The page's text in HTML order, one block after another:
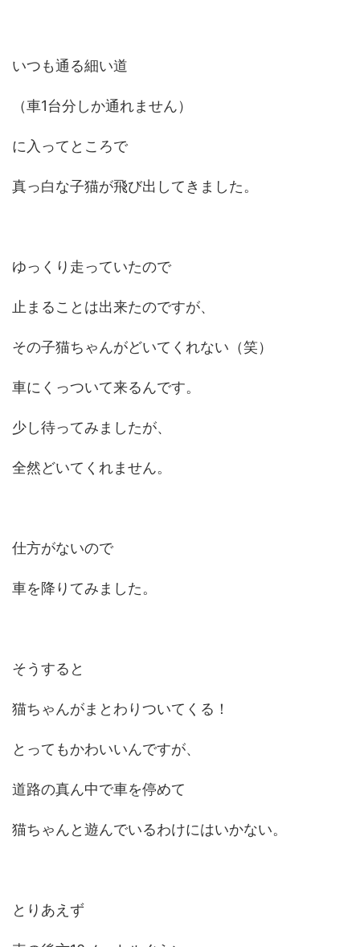
いつも通る細い道
（車1台分しか通れません）
に入ってところで
真っ白な子猫が飛び出してきました。
ゆっくり走っていたので
止まることは出来たのですが、
その子猫ちゃんがどいてくれない（笑）
車にくっついて来るんです。
少し待ってみましたが、
全然どいてくれません。
仕方がないので
車を降りてみました。
そうすると
猫ちゃんがまとわりついてくる！
とってもかわいいんですが、
道路の真ん中で車を停めて
猫ちゃんと遊んでいるわけにはいかない。
とりあえず